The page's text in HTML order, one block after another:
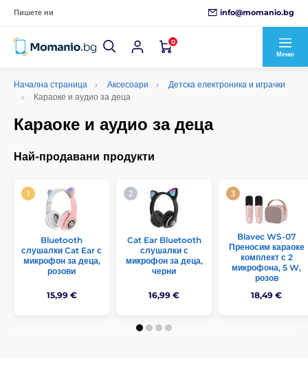
Пишете ни info@momanio.bg
0
Меню
Начална страница Аксесоари
Детска електроника и играчки
Караоке и аудио за деца
Караоке и аудио за деца
Най-продавани продукти
Bluetooth
слушалки Cat Ear с
микрофон за деца,
розови
15,99 €
Cat Ear Bluetooth
слушалки с
микрофон за деца,
черни
16,99 €
Blavec WS-07
Преносим караоке
комплект с 2
микрофона, 5 W,
розов
18,49 €